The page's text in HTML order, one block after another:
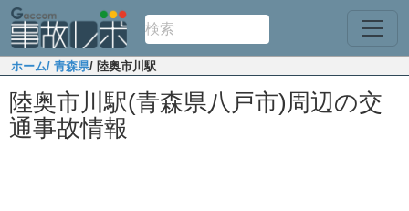
ホーム/ 青森県/ 陸奥市川駅
陸奥市川駅(青森県八戸市)周辺の交
通事故情報